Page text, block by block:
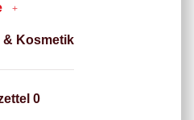
& Kosmetik
0